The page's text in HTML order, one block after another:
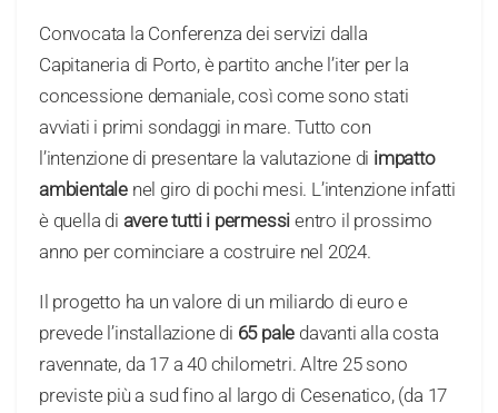
Convocata la Conferenza dei servizi dalla
Capitaneria di Porto, è partito anche l’iter per la
concessione demaniale, così come sono stati
avviati i primi sondaggi in mare. Tutto con
l’intenzione di presentare la valutazione di impatto
ambientale nel giro di pochi mesi. L’intenzione infatti
è quella di avere tutti i permessi entro il prossimo
anno per cominciare a costruire nel 2024.
Il progetto ha un valore di un miliardo di euro e
prevede l’installazione di 65 pale davanti alla costa
ravennate, da 17 a 40 chilometri. Altre 25 sono
previste più a sud fino al largo di Cesenatico, (da 17